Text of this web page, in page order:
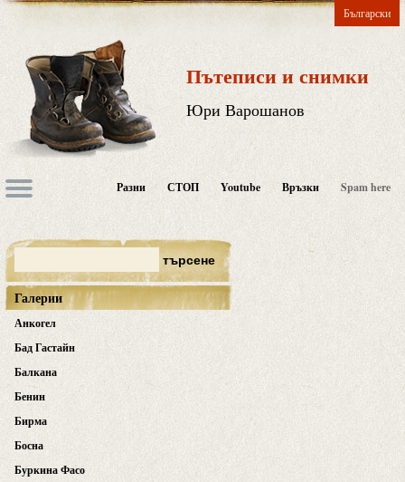
Български
Пътеписи и снимки
Юри Варошанов
Разни СТОП Youtube Връзки Spam here
Галерии
Анкогел
Бад Гастайн
Балкана
Бенин
Бирма
Босна
Буркина Фасо